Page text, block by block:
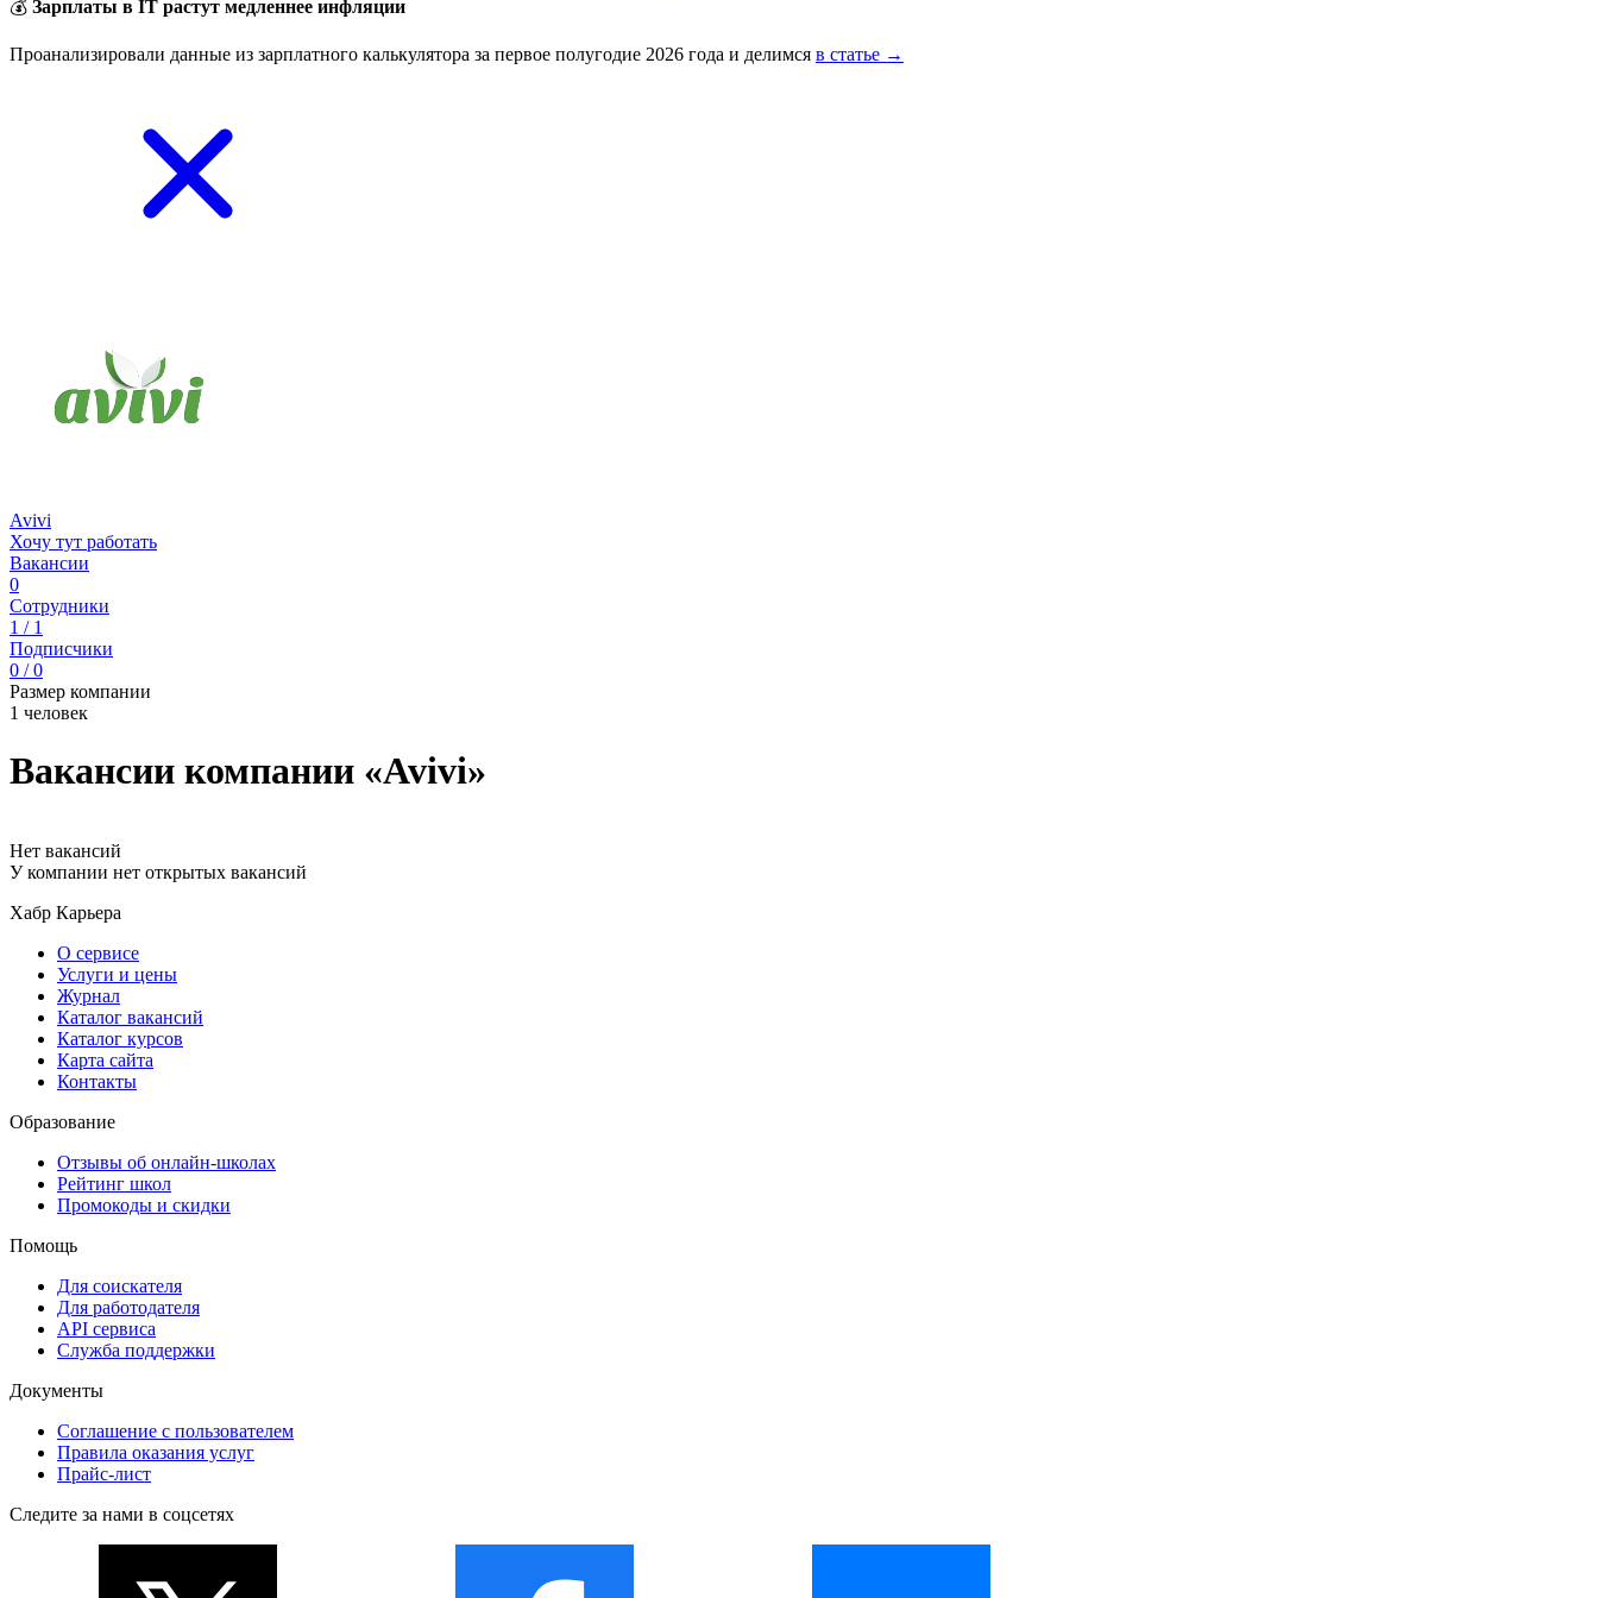
💰 Зарплаты в IT растут медленнее инфляции
Проанализировали данные из зарплатного калькулятора за первое полугодие 2026 года и делимся в статье →
Avivi
Хочу тут работать
Вакансии
0
Сотрудники
1 / 1
Подписчики
0 / 0
Размер компании
1 человек
Вакансии компании «Avivi»
Нет вакансий
У компании нет открытых вакансий
Хабр Карьера
О сервисе
Услуги и цены
Журнал
Каталог вакансий
Каталог курсов
Карта сайта
Контакты
Образование
Отзывы об онлайн-школах
Рейтинг школ
Промокоды и скидки
Помощь
Для соискателя
Для работодателя
API сервиса
Служба поддержки
Документы
Соглашение с пользователем
Правила оказания услуг
Прайс-лист
Следите за нами в соцсетях